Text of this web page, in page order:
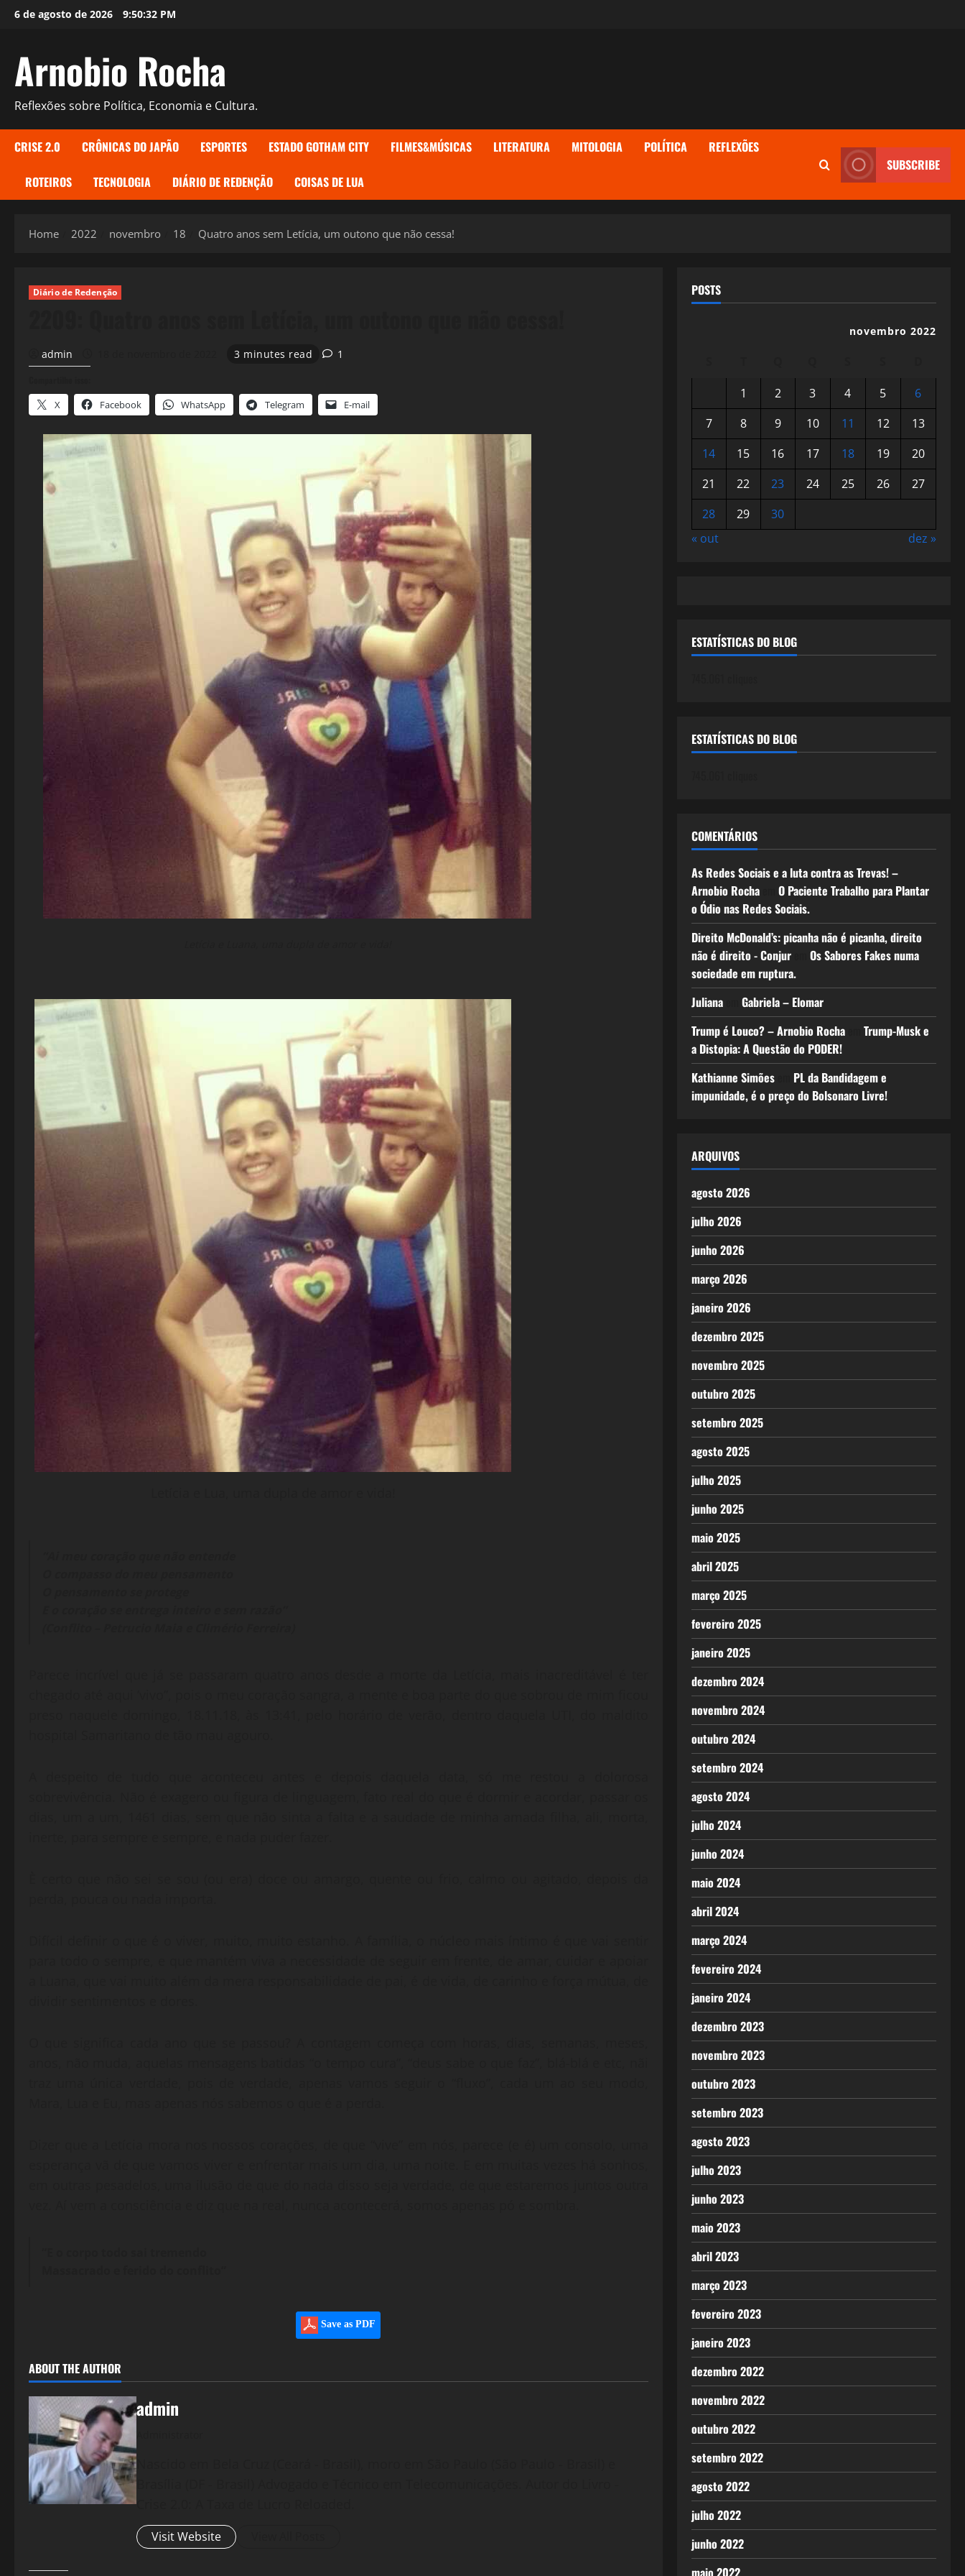
Skip6 de agosto de 2026 9:50:34 PM
Arnobio Rocha
Reflexões sobre Política, Economia e Cultura.
CRISE 2.0 CRÔNICAS DO JAPÃO ESPORTES ESTADO GOTHAM CITY FILMES&MÚSICAS LITERATURA MITOLOGIA POLÍTICA REFLEXÕES
ROTEIROS TECNOLOGIA DIÁRIO DE REDENÇÃO COISAS DE LUA
SUBSCRIBE
Home 2022 novembro 18 Quatro anos sem Letícia, um outono que não cessa!
Diário de Redenção
admin 3 minutes read 1
X Facebook WhatsApp Telegram E-mail
Save as PDF
ABOUT THE AUTHOR
admin
Visit Website
POSTS
novembro 2022
1
2 3 4 5
6
7
8 9 10 11 12
13
14
15 16 17 18 19
20
21
22 23 24 25 26
27
28
29
30
« out
dez »
ESTATÍSTICAS DO BLOG
ESTATÍSTICAS DO BLOG
COMENTÁRIOS
As Redes Sociais e a luta contra as Trevas! –
Arnobio Rochaem O Paciente Trabalho para Plantar
o Ódio nas Redes Sociais.
Direito McDonald’s: picanha não é picanha, direito
não é direito - Conjurem Os Sabores Fakes numa
sociedade em ruptura.
Julianaem Gabriela – Elomar
Trump é Louco? – Arnobio Rochaem Trump-Musk e
a Distopia: A Questão do PODER!
Kathianne Simõesem PL da Bandidagem e
impunidade, é o preço do Bolsonaro Livre!
ARQUIVOS
agosto 2026
julho 2026
junho 2026
março 2026
janeiro 2026
dezembro 2025
novembro 2025
outubro 2025
setembro 2025
agosto 2025
julho 2025
junho 2025
maio 2025
abril 2025
março 2025
fevereiro 2025
janeiro 2025
dezembro 2024
novembro 2024
outubro 2024
setembro 2024
agosto 2024
julho 2024
junho 2024
maio 2024
abril 2024
março 2024
fevereiro 2024
janeiro 2024
dezembro 2023
novembro 2023
outubro 2023
setembro 2023
agosto 2023
julho 2023
junho 2023
maio 2023
abril 2023
março 2023
fevereiro 2023
janeiro 2023
dezembro 2022
novembro 2022
outubro 2022
setembro 2022
agosto 2022
julho 2022
junho 2022
maio 2022